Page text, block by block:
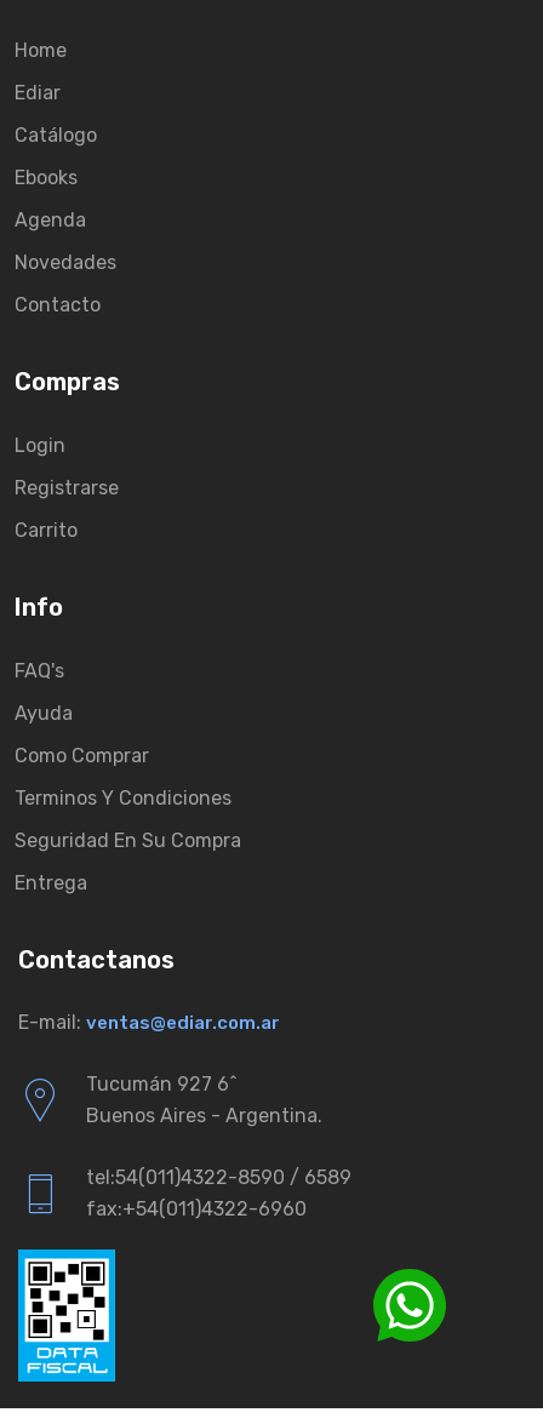
Home
Ediar
Catálogo
Ebooks
Agenda
Novedades
Contacto
Compras
Login
Registrarse
Carrito
Info
FAQ's
Ayuda
Como Comprar
Terminos Y Condiciones
Seguridad En Su Compra
Entrega
Contactanos
E-mail: ventas@ediar.com.ar
Tucumán 927 6ˆ
Buenos Aires - Argentina.
tel:54(011)4322-8590 / 6589
fax:+54(011)4322-6960